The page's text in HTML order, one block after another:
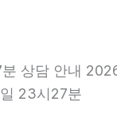
상담 안내
23시27분